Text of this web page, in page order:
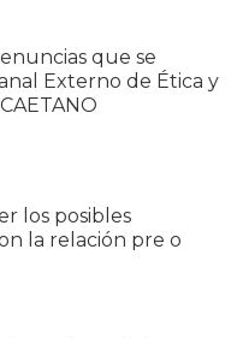
que se
Externo de Ética y
los posibles
la relación pre o